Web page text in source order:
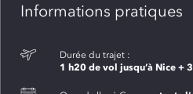
Informations pratiques
Durée du trajet :
1 h20 de vol jusqu’à Nice +